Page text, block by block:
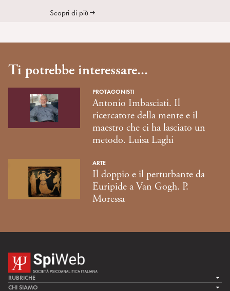
Scopri di più
Ti potrebbe interessare...
PROTAGONISTI
Antonio Imbasciati. Il
ricercatore della mente e il
maestro che ci ha lasciato un
metodo. Luisa Laghi
ARTE
Il doppio e il perturbante da
Euripide a Van Gogh. P.
Moressa
RUBRICHE
LA CURA
CHI SIAMO